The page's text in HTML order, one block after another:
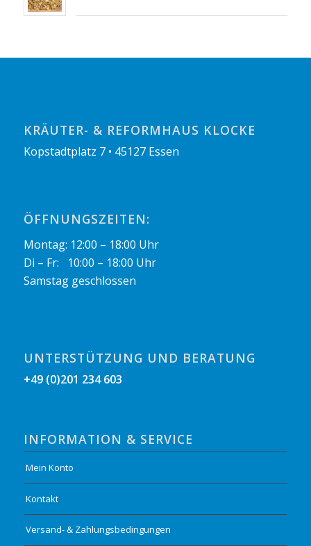
KRÄUTER- & REFORMHAUS KLOCKE
Kopstadtplatz 7 • 45127 Essen
ÖFFNUNGSZEITEN:
Montag: 12:00 – 18:00 Uhr
Di – Fr: 10:00 – 18:00 Uhr
Samstag geschlossen
UNTERSTÜTZUNG UND BERATUNG
+49 (0)201 234 603
INFORMATION & SERVICE
Mein Konto
Kontakt
Versand- & Zahlungsbedingungen